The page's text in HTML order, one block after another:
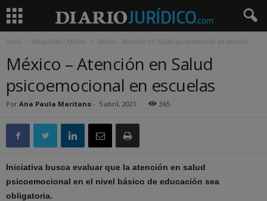
Inicio Actualidad / México México – Atención en Salud psicoemocional en escuelas
México – Atención en Salud
psicoemocional en escuelas
Por Ana Paula Maritano - 5 abril, 2021 365
Iniciativa busca evaluar que la atención en salud
psicoemocional en el nivel básico de educación sea
obligatoria.